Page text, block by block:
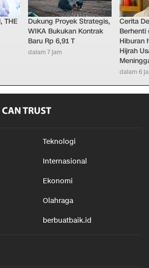
THE
Dukung Proyek Strategis,
WIKA Bukukan Kontrak
Baru Rp 6,91 T
dalam 7 jam
Cerita
Berhenti
Hiburan
Hijrah
dalam 6
Teknologi
Internasional
Ekonomi
Olahraga
berbuatbaik.id